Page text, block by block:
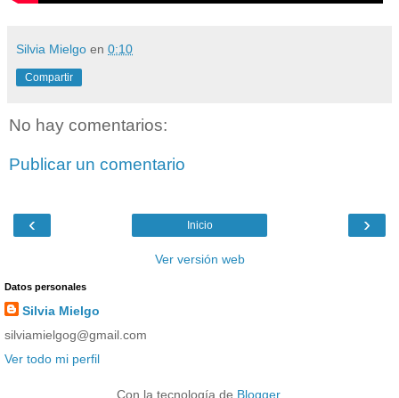
Silvia Mielgo en 0:10
Compartir
No hay comentarios:
Publicar un comentario
‹ ›
Inicio
Ver versión web
Datos personales
Silvia Mielgo
silviamielgog@gmail.com
Ver todo mi perfil
Con la tecnología de Blogger.